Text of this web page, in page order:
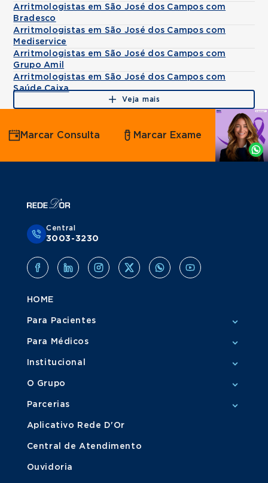
Arritmologistas em São José dos Campos com
Bradesco
Arritmologistas em São José dos Campos com
Mediservice
Arritmologistas em São José dos Campos com
Grupo Amil
Arritmologistas em São José dos Campos com
Saúde Caixa
Veja mais
Agende
por
Whatsapp
Marcar Consulta Marcar Exame
Central
3003-3230
HOME
Para Pacientes
Para Médicos
Institucional
O Grupo
Parcerias
Aplicativo Rede D'Or
Central de Atendimento
Ouvidoria